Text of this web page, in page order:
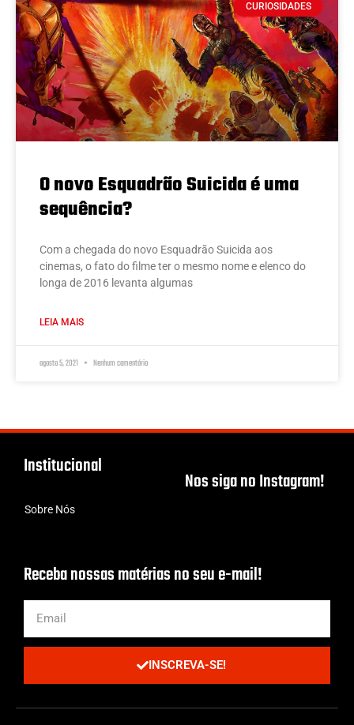
CURIOSIDADES
O novo Esquadrão Suicida é uma
sequência?
Com a chegada do novo Esquadrão Suicida aos
cinemas, o fato do filme ter o mesmo nome e elenco do
longa de 2016 levanta algumas
LEIA MAIS
agosto 5, 2021 Nenhum comentário
Institucional
Sobre Nós
Nos siga no Instagram!
Receba nossas matérias no seu e-mail!
INSCREVA-SE!